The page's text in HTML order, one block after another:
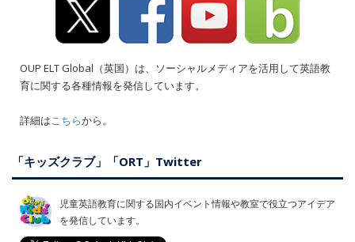
OUP ELT Global（英国）は、ソーシャルメディアを活用して英語教
育に関する各種情報を発信しています。
詳細はこちらから。
「キッズクラブ」「ORT」Twitter
児童英語教育に関する国内イベント情報や教室で役立つアイデア
を発信しています。